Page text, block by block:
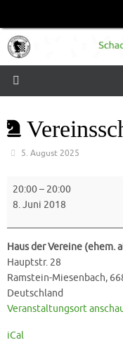
springen
5. August 2025
Vereinsschnellschach
20:00– 20:00
8. Juni 2018
Haus der Vereine (ehem.
Hauptstr. 28
Ramstein-Miesenbach,
Deutschland
Veranstaltungsort
iCal